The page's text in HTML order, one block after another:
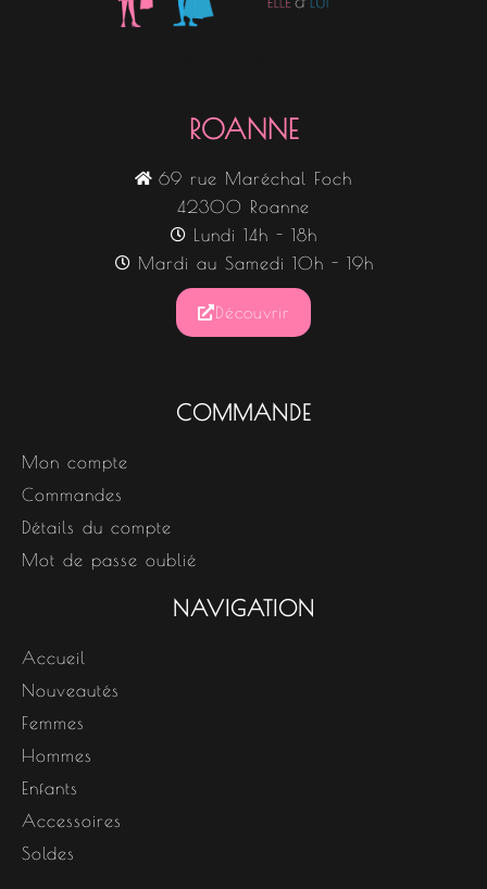
ROANNE
69 rue Maréchal Foch
42300 Roanne
Lundi 14h - 18h
Mardi au Samedi 10h - 19h
Découvrir
COMMANDE
Mon compte
Commandes
Détails du compte
Mot de passe oublié
NAVIGATION
Accueil
Nouveautés
Femmes
Hommes
Enfants
Accessoires
Soldes